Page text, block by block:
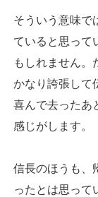
そういう意味で
ていると思って
もしれません。
かなり誇張して
喜んで去ったあ
感じがします。
信長のほうも、
ったとは思って